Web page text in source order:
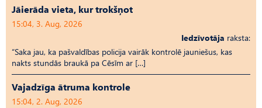
Jāierāda vieta, kur trokšņot
15:04, 3. Aug, 2026
Iedzīvotāja raksta:
“Saka jau, ka pašvaldības policija vairāk kontrolē jauniešus, kas
nakts stundās braukā pa Cēsīm ar […]
Vajadzīga ātruma kontrole
15:04, 2. Aug, 2026